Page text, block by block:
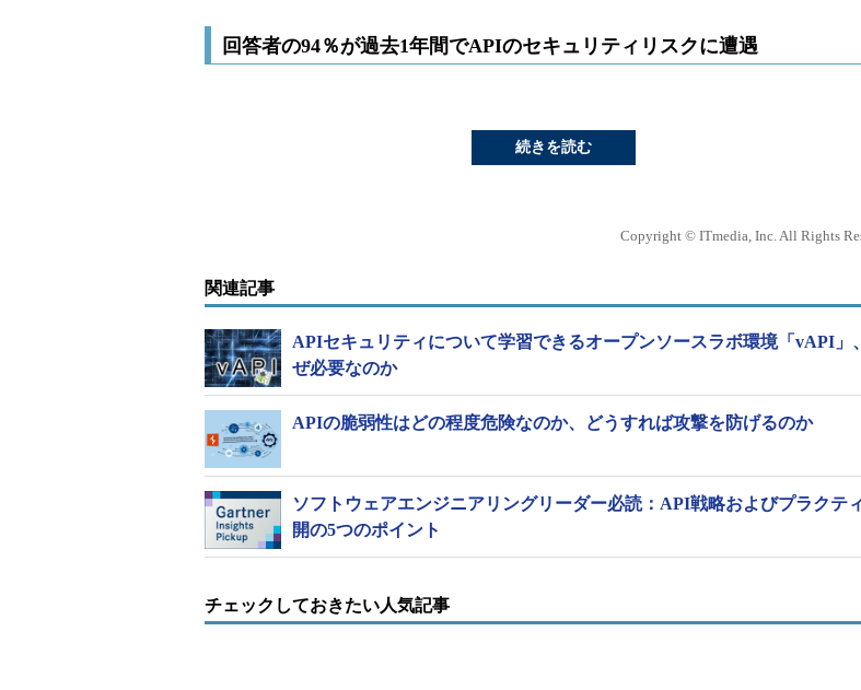
回答者の94％が過去1年間でAPIのセキュリティリスクに遭遇
続きを読む
Copyright © ITmedia, Inc. All Rights
関連記事
APIセキュリティについて学習できるオープンソースラボ環境「vAPI」
ぜ必要なのか
APIの脆弱性はどの程度危険なのか、どうすれば攻撃を防げるのか
ソフトウェアエンジニアリングリーダー必読：API戦略およびプラクテ
開の5つのポイント
チェックしておきたい人気記事